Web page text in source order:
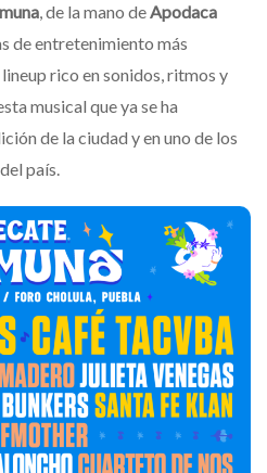
, de la mano deApodaca
de entretenimiento más
rico en sonidos, ritmos y
musical que ya se ha
de la ciudad y en uno de los
país.